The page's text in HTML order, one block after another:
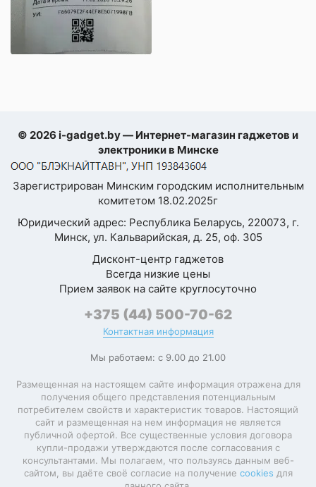
© 2026 i-gadget.by — Интернет-магазин гаджетов и
электроники в Минске
Зарегистрирован Минским городским исполнительным
комитетом 18.02.2025г
Юридический адрес: Республика Беларусь, 220073, г.
Минск, ул. Кальварийская, д. 25, оф. 305
Дисконт-центр гаджетов
Всегда низкие цены
Прием заявок на сайте круглосуточно
+375 (44) 500-70-62
Контактная информация
Мы работаем: с 9.00 до 21.00
Размещенная на настоящем сайте информация отражена для
получения общего представления потенциальным
потребителем свойств и характеристик товаров. Настоящий
сайт и размещенная на нем информация не является
публичной офертой. Все существенные условия договора
купли-продажи утверждаются после согласования с
консультантами. Мы полагаем, что пользуясь данным веб-
сайтом, вы даёте своё согласие на получение cookies для